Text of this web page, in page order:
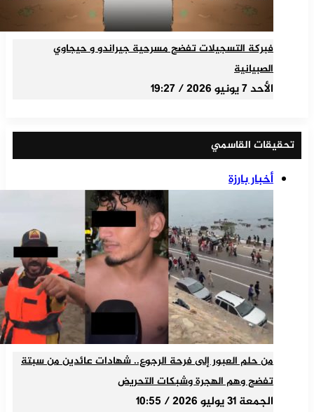
فبركة التسجيلات تفضح مسرحية جيراندو و حيجاوي
الصبيانية
الأحد 7 يونيو 2026 / 19:27
تحقيقات القاسمي
أخبار بارزة
من حلم العبور إلى فرحة الرجوع.. شهادات عائدين من سبتة
تفضح وهم الهجرة وشبكات التحريض
الجمعة 31 يوليو 2026 / 10:55